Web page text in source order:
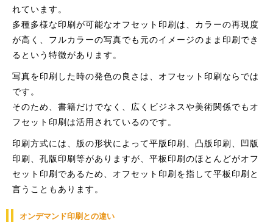
れています。
多種多様な印刷が可能なオフセット印刷は、カラーの再現度
が高く、フルカラーの写真でも元のイメージのまま印刷でき
るという特徴があります。
写真を印刷した時の発色の良さは、オフセット印刷ならでは
です。
そのため、書籍だけでなく、広くビジネスや美術関係でもオ
フセット印刷は活用されているのです。
印刷方式には、版の形状によって平版印刷、凸版印刷、凹版
印刷、孔版印刷等がありますが、平板印刷のほとんどがオフ
セット印刷であるため、オフセット印刷を指して平板印刷と
言うこともあります。
オンデマンド印刷との違い